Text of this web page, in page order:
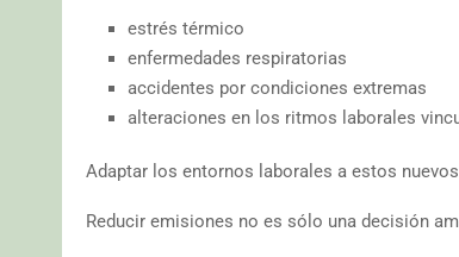
estrés térmico
enfermedades respiratorias
accidentes por condiciones extremas
alteraciones en los ritmos laborales
Adaptar los entornos laborales a estos
Reducir emisiones no es sólo una decisión